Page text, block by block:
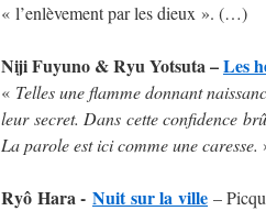
« l’enlèvement par les dieux ». (…)
Niji Fuyuno & Ryu Yotsuta –Les
« Telles une flamme donnant
leur secret. Dans cette confidence
La parole est ici comme une caresse.
Ryô Hara-Nuit sur la ville –